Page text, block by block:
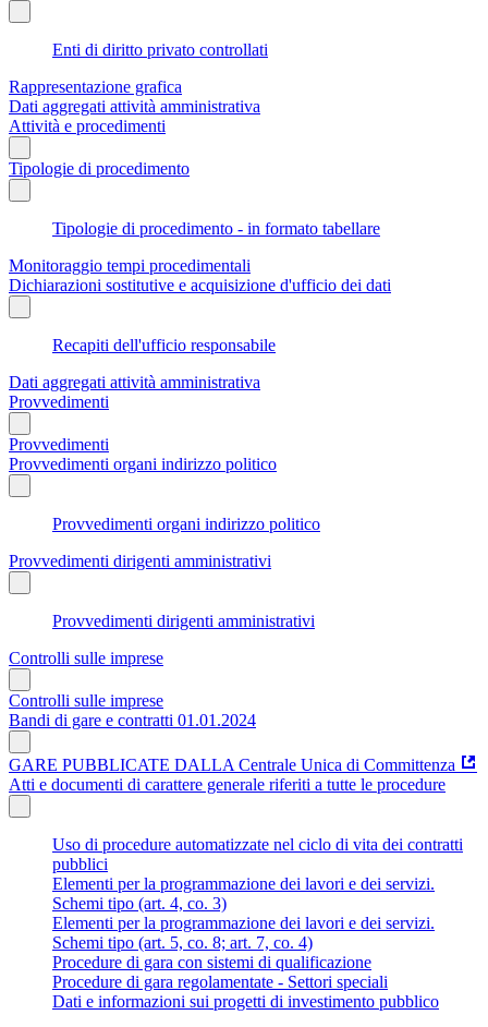
Enti di diritto privato controllati
Rappresentazione grafica
Dati aggregati attività amministrativa
Attività e procedimenti
Tipologie di procedimento
Tipologie di procedimento - in formato tabellare
Monitoraggio tempi procedimentali
Dichiarazioni sostitutive e acquisizione d'ufficio dei dati
Recapiti dell'ufficio responsabile
Dati aggregati attività amministrativa
Provvedimenti
Provvedimenti
Provvedimenti organi indirizzo politico
Provvedimenti organi indirizzo politico
Provvedimenti dirigenti amministrativi
Provvedimenti dirigenti amministrativi
Controlli sulle imprese
Controlli sulle imprese
Bandi di gare e contratti 01.01.2024
GARE PUBBLICATE DALLA Centrale Unica di Committenza
Atti e documenti di carattere generale riferiti a tutte le procedure
Uso di procedure automatizzate nel ciclo di vita dei contratti
pubblici
Elementi per la programmazione dei lavori e dei servizi.
Schemi tipo (art. 4, co. 3)
Elementi per la programmazione dei lavori e dei servizi.
Schemi tipo (art. 5, co. 8; art. 7, co. 4)
Procedure di gara con sistemi di qualificazione
Procedure di gara regolamentate - Settori speciali
Dati e informazioni sui progetti di investimento pubblico